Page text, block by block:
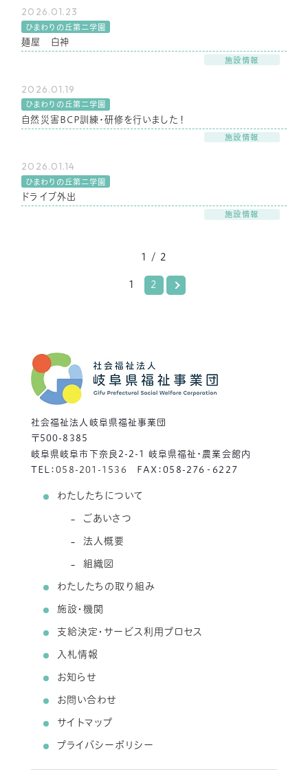
2026.01.23
ひまわりの丘第二学園
麺屋 白神
施設情報
2026.01.19
ひまわりの丘第二学園
自然災害BCP訓練・研修を行いました！
施設情報
2026.01.14
ひまわりの丘第二学園
ドライブ外出
施設情報
1 / 2
1 2
社会福祉法人岐阜県福祉事業団
〒500-8385
岐阜県岐阜市下奈良2-2-1 岐阜県福祉・農業会館内
TEL：058-201-1536 FAX：058-276‐6227
わたしたちについて
ごあいさつ
法人概要
組織図
わたしたちの取り組み
施設・機関
支給決定・サービス利用プロセス
入札情報
お知らせ
お問い合わせ
サイトマップ
プライバシーポリシー